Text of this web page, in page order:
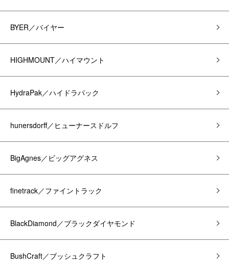
BYER／バイヤー
HIGHMOUNT／ハイマウント
HydraPak／ハイドラパック
hunersdorff／ヒューナースドルフ
BigAgnes／ビッグアグネス
finetrack／ファイントラック
BlackDiamond／ブラックダイヤモンド
BushCraft／ブッシュクラフト